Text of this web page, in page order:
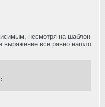
несмотря на шаблон
выражение все равно нашло